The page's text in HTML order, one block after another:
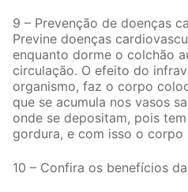
9 – Prevenção de doenças
Previne doenças
enquanto dorme o colchão
circulação. O efeito do
organismo, faz o corpo
que se acumula nos vasos
onde se depositam, pois
gordura, e com isso o corpo
10 – Confira os benefícios